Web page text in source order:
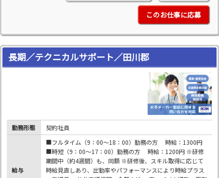
このお仕事に応募
長期／テクニカルサポート／田川郡
勤務形態 契約社員
給与
■フルタイム（9：00～18：00）勤務の方 時給：1300円
■時短（9：00～17：00）勤務の方 時給：1200円 ※研修
期間中（約4週間）も、同額 ※研修後、スキル取得に応じて
時給見直しあり、出勤率やパフォーマンスにより時給プラス